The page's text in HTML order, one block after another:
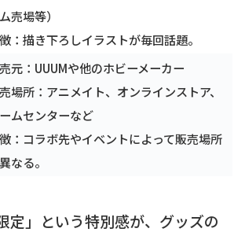
売場等）
：描き下ろしイラストが毎回話題。
元：UUUMや他のホビーメーカー
場所：アニメイト、オンラインストア、
ムセンターなど
：コラボ先やイベントによって販売場所
なる。
定」という特別感が、グッズの